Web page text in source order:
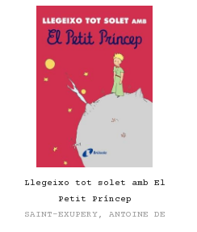
Llegeixo tot solet amb El
Petit Príncep
SAINT-EXUPERY, ANTOINE DE